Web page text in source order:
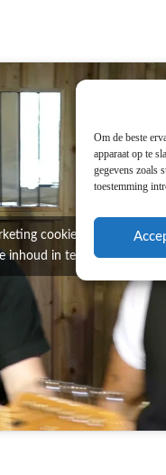
Om de beste
apparaat op te
gegevens zoals
toestemming
cookies te accepteren
inhoud in te schakelen